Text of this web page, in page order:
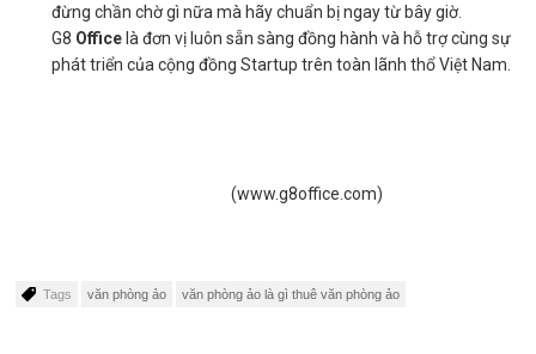
đừng chần chờ gì nữa mà hãy chuẩn bị ngay từ bây giờ.
G8 Office là đơn vị luôn sẵn sàng đồng hành và hỗ trợ cùng sự
phát triển của cộng đồng Startup trên toàn lãnh thổ Việt Nam.
(www.g8office.com)
Tags văn phòng ảo văn phòng ảo là gì thuê văn phòng ảo